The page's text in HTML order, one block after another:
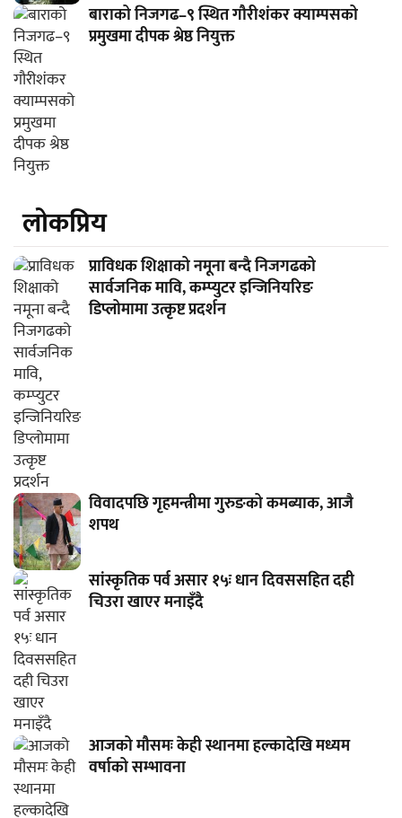
बाराको निजगढ–९ स्थित गौरीशंकर क्याम्पसको
प्रमुखमा दीपक श्रेष्ठ नियुक्त
लाेकप्रिय
प्राविधक शिक्षाको नमूना बन्दै निजगढको
सार्वजनिक मावि, कम्प्युटर इन्जिनियरिङ
डिप्लोमामा उत्कृष्ट प्रदर्शन
विवादपछि गृहमन्त्रीमा गुरुङको कमब्याक, आजै
शपथ
सांस्कृतिक पर्व असार १५ः धान दिवससहित दही
चिउरा खाएर मनाइँदै
आजको मौसमः केही स्थानमा हल्कादेखि मध्यम
वर्षाको सम्भावना